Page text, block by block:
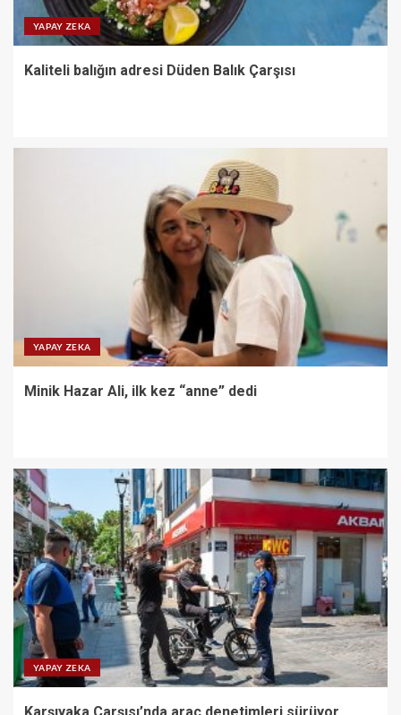
YAPAY ZEKA
Kaliteli balığın adresi Düden Balık Çarşısı
YAPAY ZEKA
Minik Hazar Ali, ilk kez “anne” dedi
YAPAY ZEKA